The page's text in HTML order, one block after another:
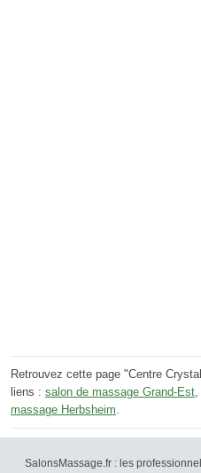
Retrouvez cette page "Centre
liens : salon de massage Grand-Est,
massage Herbsheim.
SalonsMassage.fr : les